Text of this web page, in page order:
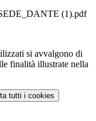
(1).pdf
si avvalgono di
finalità illustrate nella
tutti i cookies